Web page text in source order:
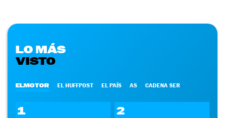
LO MÁS
VISTO
ELMOTOR EL HUFFPOST EL PAÍS AS CADENA SER
1 2